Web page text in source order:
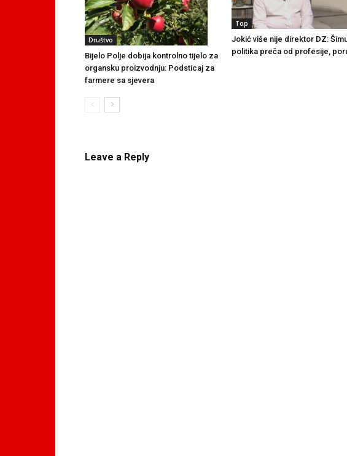
Društvo
Bijelo Polje dobija kontrolno tijelo za
organsku proizvodnju: Podsticaj za
farmere sa sjevera
Top
Jokić više nije direktor DZ:
politika preča od profesije,
Leave a Reply